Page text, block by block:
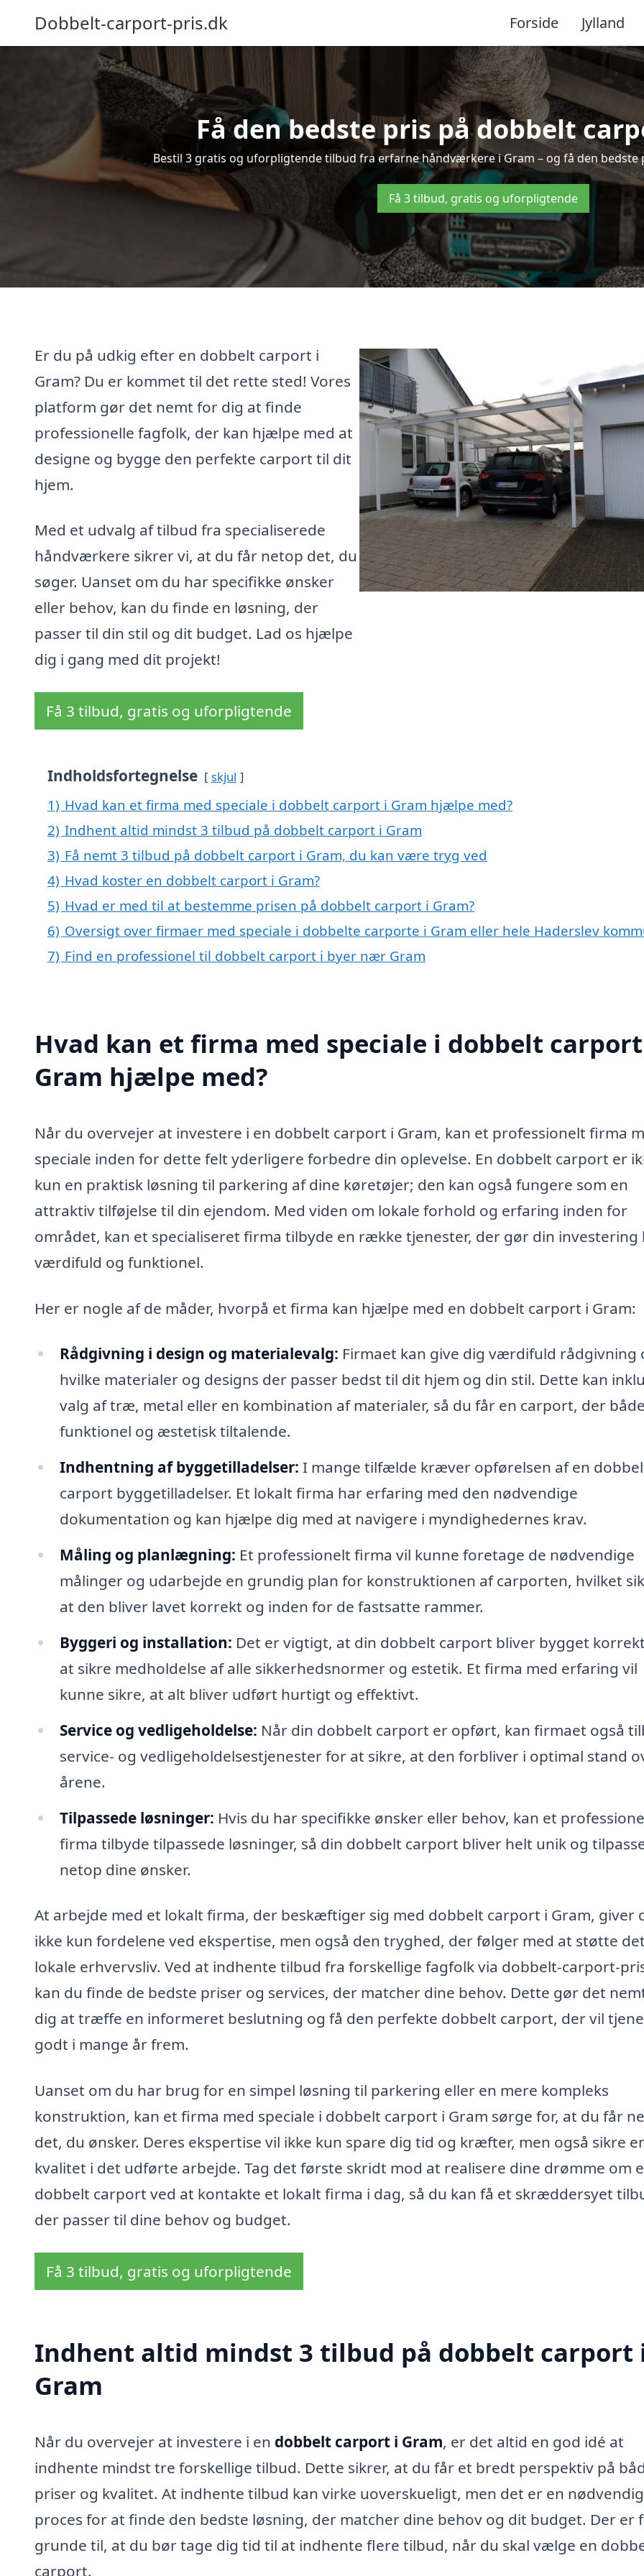
Dobbelt-carport-pris.dk Forside Jylland
Få den bedste pris på dobbelt
Bestil 3 gratis og uforpligtende tilbud fra erfarne håndværkere i Gram – og få den
Få 3 tilbud, gratis og uforpligtende
Er du på udkig efter en dobbelt carport i
Gram? Du er kommet til det rette sted! Vores
platform gør det nemt for dig at finde
professionelle fagfolk, der kan hjælpe med at
designe og bygge den perfekte carport til dit
hjem.
Med et udvalg af tilbud fra specialiserede
håndværkere sikrer vi, at du får netop det, du
søger. Uanset om du har specifikke ønsker
eller behov, kan du finde en løsning, der
passer til din stil og dit budget. Lad os hjælpe
dig i gang med dit projekt!
Få 3 tilbud, gratis og uforpligtende
Indholdsfortegnelse skjul
1) Hvad kan et firma med speciale i dobbelt carport i Gram hjælpe med?
2) Indhent altid mindst 3 tilbud på dobbelt carport i Gram
3) Få nemt 3 tilbud på dobbelt carport i Gram, du kan være tryg ved
4) Hvad koster en dobbelt carport i Gram?
5) Hvad er med til at bestemme prisen på dobbelt carport i Gram?
6) Oversigt over firmaer med speciale i dobbelte carporte i Gram eller hele Haderslev
7) Find en professionel til dobbelt carport i byer nær Gram
Hvad kan et firma med speciale i dobbelt
Gram hjælpe med?
Når du overvejer at investere i en dobbelt carport i Gram, kan et professionelt firma
speciale inden for dette felt yderligere forbedre din oplevelse. En dobbelt carport er
kun en praktisk løsning til parkering af dine køretøjer; den kan også fungere som en
attraktiv tilføjelse til din ejendom. Med viden om lokale forhold og erfaring inden for
området, kan et specialiseret firma tilbyde en række tjenester, der gør din investering
værdifuld og funktionel.
Her er nogle af de måder, hvorpå et firma kan hjælpe med en dobbelt carport i Gram:
Rådgivning i design og materialevalg: Firmaet kan give dig værdifuld rådgivning
hvilke materialer og designs der passer bedst til dit hjem og din stil. Dette kan
valg af træ, metal eller en kombination af materialer, så du får en carport, der
funktionel og æstetisk tiltalende.
Indhentning af byggetilladelser: I mange tilfælde kræver opførelsen af en
carport byggetilladelser. Et lokalt firma har erfaring med den nødvendige
dokumentation og kan hjælpe dig med at navigere i myndighedernes krav.
Måling og planlægning: Et professionelt firma vil kunne foretage de nødvendige
målinger og udarbejde en grundig plan for konstruktionen af carporten, hvilket
at den bliver lavet korrekt og inden for de fastsatte rammer.
Byggeri og installation: Det er vigtigt, at din dobbelt carport bliver bygget
at sikre medholdelse af alle sikkerhedsnormer og estetik. Et firma med erfaring vil
kunne sikre, at alt bliver udført hurtigt og effektivt.
Service og vedligeholdelse: Når din dobbelt carport er opført, kan firmaet også
service- og vedligeholdelsestjenester for at sikre, at den forbliver i optimal stand
årene.
Tilpassede løsninger: Hvis du har specifikke ønsker eller behov, kan et
firma tilbyde tilpassede løsninger, så din dobbelt carport bliver helt unik og
netop dine ønsker.
At arbejde med et lokalt firma, der beskæftiger sig med dobbelt carport i Gram, giver
ikke kun fordelene ved ekspertise, men også den tryghed, der følger med at støtte
lokale erhvervsliv. Ved at indhente tilbud fra forskellige fagfolk via dobbelt-carport-
kan du finde de bedste priser og services, der matcher dine behov. Dette gør det
dig at træffe en informeret beslutning og få den perfekte dobbelt carport, der vil
godt i mange år frem.
Uanset om du har brug for en simpel løsning til parkering eller en mere kompleks
konstruktion, kan et firma med speciale i dobbelt carport i Gram sørge for, at du får
det, du ønsker. Deres ekspertise vil ikke kun spare dig tid og kræfter, men også sikre
kvalitet i det udførte arbejde. Tag det første skridt mod at realisere dine drømme om
dobbelt carport ved at kontakte et lokalt firma i dag, så du kan få et skræddersyet
der passer til dine behov og budget.
Få 3 tilbud, gratis og uforpligtende
Indhent altid mindst 3 tilbud på dobbelt carport
Gram
Når du overvejer at investere i en dobbelt carport i Gram, er det altid en god idé at
indhente mindst tre forskellige tilbud. Dette sikrer, at du får et bredt perspektiv på
priser og kvalitet. At indhente tilbud kan virke uoverskueligt, men det er en nødvendig
proces for at finde den bedste løsning, der matcher dine behov og dit budget. Der er
grunde til, at du bør tage dig tid til at indhente flere tilbud, når du skal vælge en
carport.